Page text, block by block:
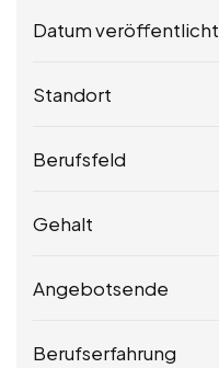
Datum veröffentlicht
Standort
Berufsfeld
Gehalt
Angebotsende
Berufserfahrung